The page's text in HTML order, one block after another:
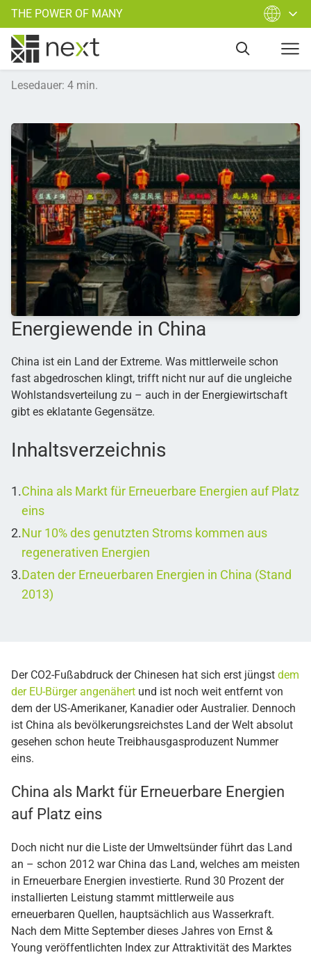
THE POWER OF MANY
Lesedauer: 4 min.
Energiewende in China
China ist ein Land der Extreme. Was mittlerweile schon
fast abgedroschen klingt, trifft nicht nur auf die ungleiche
Wohlstandsverteilung zu – auch in der Energiewirtschaft
gibt es eklatante Gegensätze.
Inhaltsverzeichnis
China als Markt für Erneuerbare Energien auf Platz
eins
Nur 10% des genutzten Stroms kommen aus
regenerativen Energien
Daten der Erneuerbaren Energien in China (Stand
2013)
Der CO2-Fußabdruck der Chinesen hat sich erst jüngst dem
der EU-Bürger angenähert und ist noch weit entfernt von
dem der US-Amerikaner, Kanadier oder Australier. Dennoch
ist China als bevölkerungsreichstes Land der Welt absolut
gesehen schon heute Treibhausgasproduzent Nummer
eins.
China als Markt für Erneuerbare Energien
auf Platz eins
Doch nicht nur die Liste der Umweltsünder führt das Land
an – schon 2012 war China das Land, welches am meisten
in Erneuerbare Energien investierte. Rund 30 Prozent der
installierten Leistung stammt mittlerweile aus
erneuerbaren Quellen, hauptsächlich aus Wasserkraft.
Nach dem Mitte September dieses Jahres von Ernst &
Young veröffentlichten Index zur Attraktivität des Marktes